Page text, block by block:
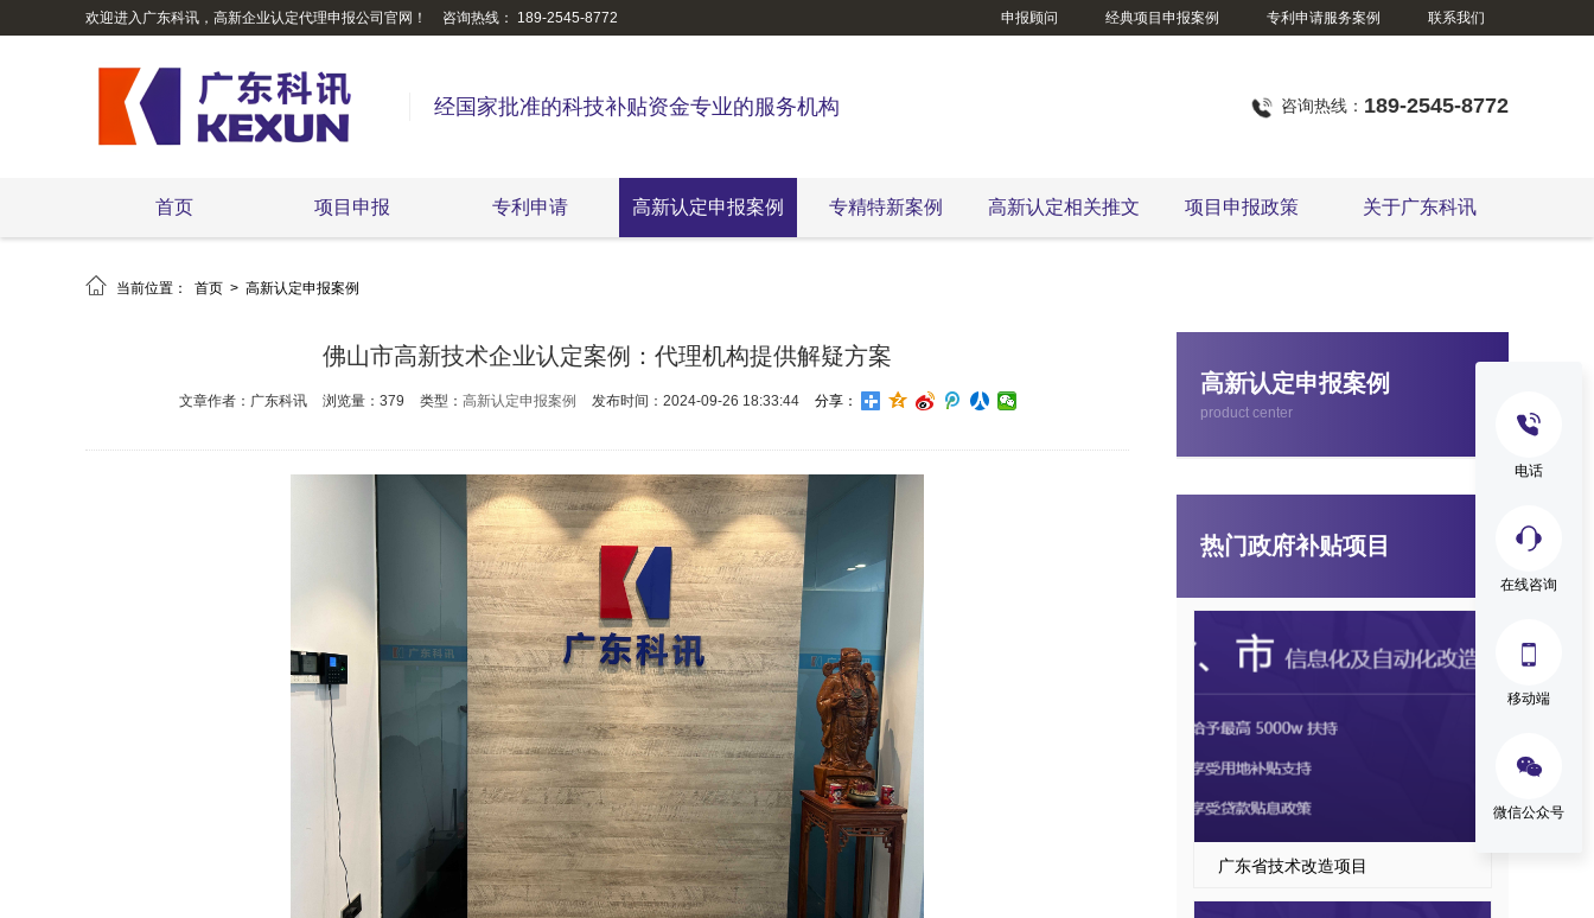
欢迎进入广东科讯，高新企业认定代理申报公司官网！ 咨询热线： 189-2545-8772 申报顾问 经典项目申报案例 专利申请服务案例 联系我们
经国家批准的科技补贴资金专业的服务机构 咨询热线： 189-2545-8772
首页 项目申报 专利申请 高新认定申报案例 专精特新案例 高新认定相关推文 项目申报政策 关于广东科讯
 当前位置： 首页 > 高新认定申报案例
高新认定申报案例
product center
热门政府补贴项目
广东省技术改造项目
佛山市高新技术企业认定案例：代理机构提供解疑方案
文章作者：广东科讯 浏览量：379 类型： 高新认定申报案例 发布时间：2024-09-26 18:33:44 分享：
电话
在线咨询

移动端

微信公众号